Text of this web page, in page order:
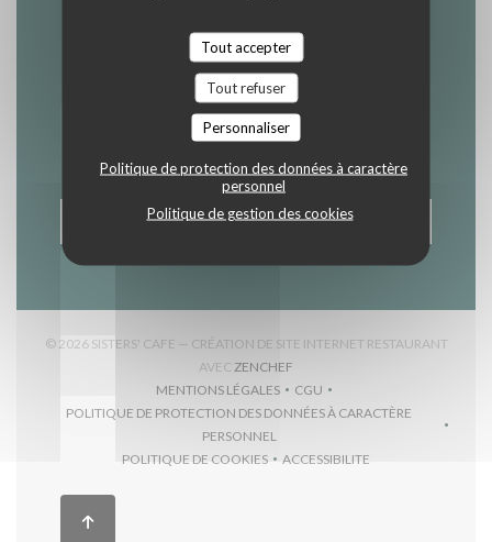
Tout accepter
Tout refuser
Personnaliser
Politique de protection des données à caractère
personnel
Politique de gestion des cookies
Newsletter
Inscrivez-vous à notre lettre d'information pour recevoir des
communications personnalisées et des offres marketing par
courriel.
S'ABONNER
© 2026 SISTERS' CAFE — CRÉATION DE SITE INTERNET RESTAURANT
AVEC ZENCHEF
MENTIONS LÉGALES
((OUVRE UNE NOUVELLE FENÊTRE))
CGU
((OUVRE UNE NOUVELLE
POLITIQUE DE PROTECTION DES DONNÉES À CARACTÈRE
PERSONNEL((OUVRE UNE NOUVELLE FENÊTRE))
POLITIQUE DE COOKIES
((OUVRE UNE NOUVELLE FENÊTRE))
ACCESSIBILITE
((OUVRE UNE NOUVELLE